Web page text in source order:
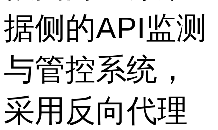
据侧的API监测
与管控系统，
采用反向代理